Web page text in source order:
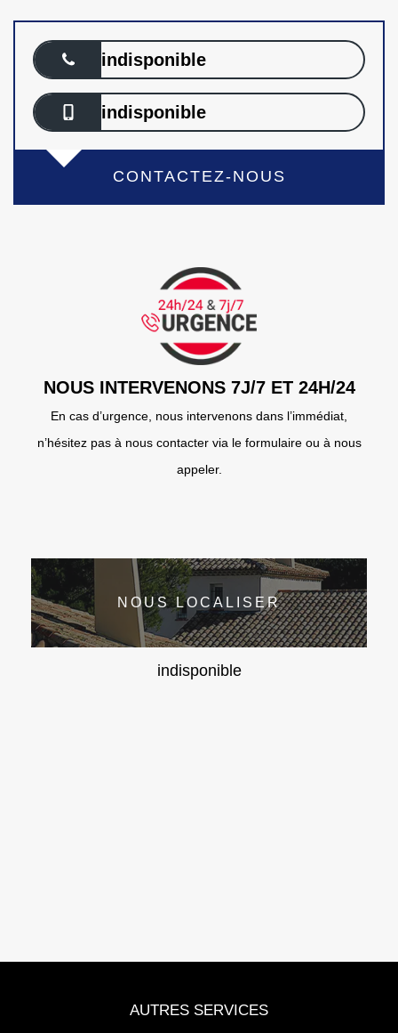
indisponible
indisponible
CONTACTEZ-NOUS
NOUS INTERVENONS 7J/7 ET 24H/24
En cas d’urgence, nous intervenons dans l’immédiat,
n’hésitez pas à nous contacter via le formulaire ou à nous
appeler.
NOUS LOCALISER
indisponible
AUTRES SERVICES